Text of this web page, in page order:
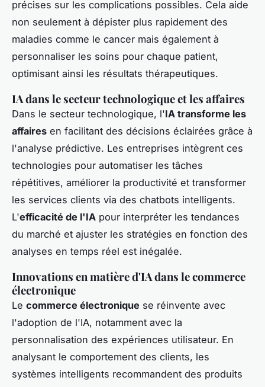
précises sur les complications possibles. Cela aide
non seulement à dépister plus rapidement des
maladies comme le cancer mais également à
personnaliser les soins pour chaque patient,
optimisant ainsi les résultats thérapeutiques.
IA dans le secteur technologique et les affaires
Dans le secteur technologique, l'IA transforme les
affaires en facilitant des décisions éclairées grâce à
l'analyse prédictive. Les entreprises intègrent ces
technologies pour automatiser les tâches
répétitives, améliorer la productivité et transformer
les services clients via des chatbots intelligents.
L'efficacité de l'IA pour interpréter les tendances
du marché et ajuster les stratégies en fonction des
analyses en temps réel est inégalée.
Innovations en matière d'IA dans le commerce
électronique
Le commerce électronique se réinvente avec
l'adoption de l'IA, notamment avec la
personnalisation des expériences utilisateur. En
analysant le comportement des clients, les
systèmes intelligents recommandent des produits